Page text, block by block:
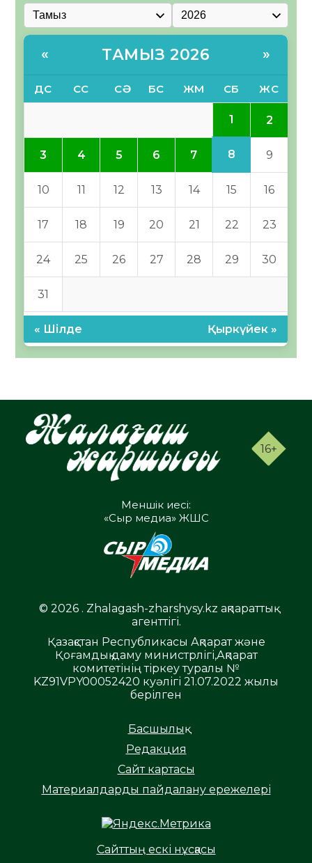
« ТАМЫЗ 2026 »
ДС СС СӘ БС ЖМ СБ ЖС
1 2
3 4 5 6 7 8 9
10 11 12 13 14 15 16
17 18 19 20 21 22 23
24 25 26 27 28 29 30
31
« Шілде Қыркүйек »
16+
Меншік иесі:
«Сыр медиа» ЖШС
© 2026 . Zhalagash-zharshysy.kz ақпараттық
агенттігі.
Қазақстан Республикасы Ақпарат және
Қоғамдық даму министрлігі,Ақпарат
комитетінің тіркеу туралы №
KZ91VPY00052420 куәлігі 21.07.2022 жылы
берілген
Басшылық
Редакция
Сайт картасы
Материалдарды пайдалану ережелері
Сайттың ескі нұсқасы